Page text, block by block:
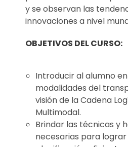
y se observan las
innovaciones a nivel
OBJETIVOS DEL CURSO:
Introducir al alumno
modalidades del
visión de la Cadena
Multimodal.
Brindar las técnicas y
necesarias para lograr